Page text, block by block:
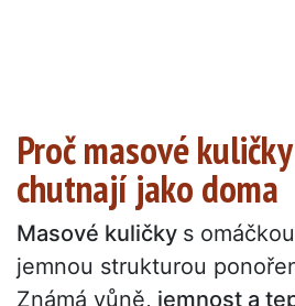
Proč masové
chutnají jako doma
Masové kuličky s
jemnou strukturou
Známá vůně, jemnost a